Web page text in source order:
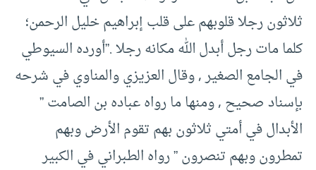
ثلاثون رجلا قلوبهم على قلب إبراهيم خليل الرحمن؛
كلما مات رجل أبدل الله مكانه رجلا .”أورده السيوطي
في الجامع الصغير , وقال العزيزي والمناوي في شرحه
بإسناد صحيح , ومنها ما رواه عباده بن الصامت ”
الأبدال في أمتي ثلاثون بهم تقوم الأرض وبهم
تمطرون وبهم تنصرون ” رواه الطبراني في الكبير